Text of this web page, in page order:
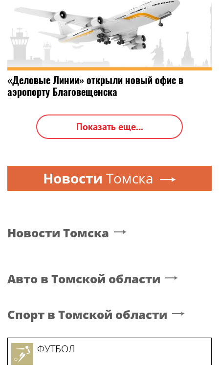
«Деловые Линии» открыли новый офис в
аэропорту Благовещенска
Показать еще...
Новости Томска
Новости Томска
Авто в Томской области
Спорт в Томской области
ФУТБОЛ